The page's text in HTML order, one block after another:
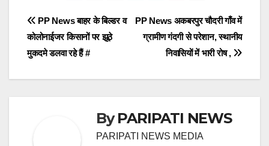
Post
navigation
PP News अकबरपुर चौदरी गाँव में
ग्रामीण गंदगी से परेशान, स्थानीय
निवासियों में भारी रोष ,
PP News बाहर के बिल्डर व
कोलोनाईजर किसानों पर झूठे
मुकदमे डलवा रहे हैं #
ByPARIPATI NEWS
PARIPATI NEWS MEDIA